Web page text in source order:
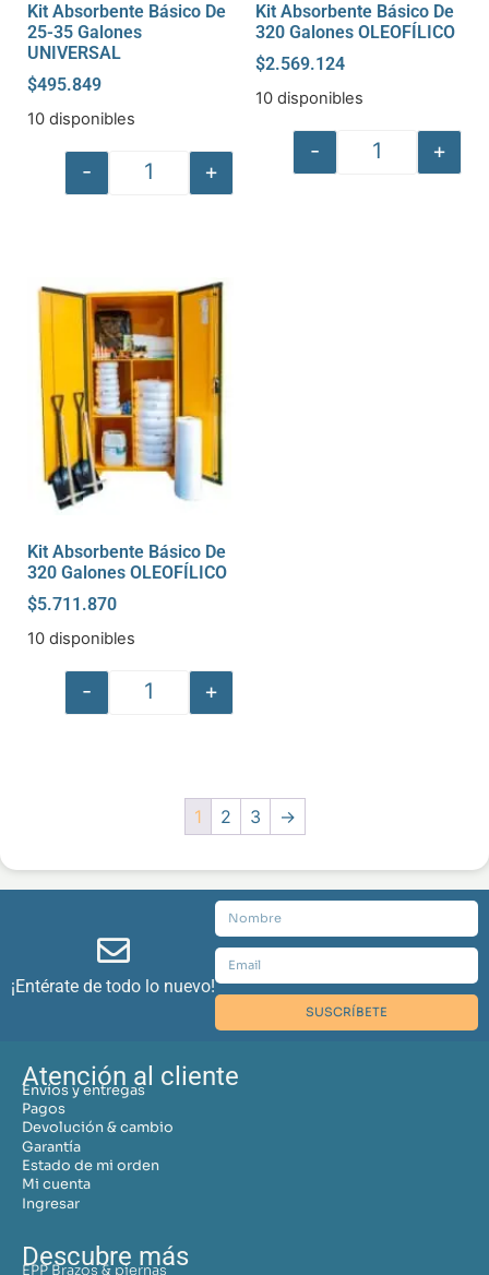
Kit Absorbente Básico De
25-35 Galones
UNIVERSAL
$495.849
10 disponibles
- +
Kit Absorbente Básico De
320 Galones OLEOFÍLICO
$2.569.124
10 disponibles
- +
Kit Absorbente Básico De
320 Galones OLEOFÍLICO
$5.711.870
10 disponibles
- +
1 2 3 →
¡Entérate de todo lo nuevo!
SUSCRÍBETE
Atención al cliente
Envíos y entregas
Pagos
Devolución & cambio
Garantía
Estado de mi orden
Mi cuenta
Ingresar
Descubre más
EPP Brazos & piernas